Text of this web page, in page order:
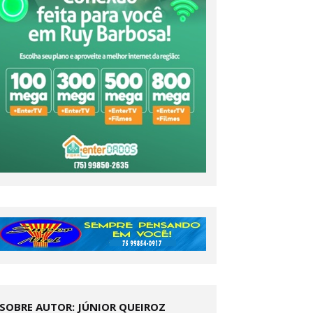
SOBRE AUTOR: JÚNIOR QUEIROZ